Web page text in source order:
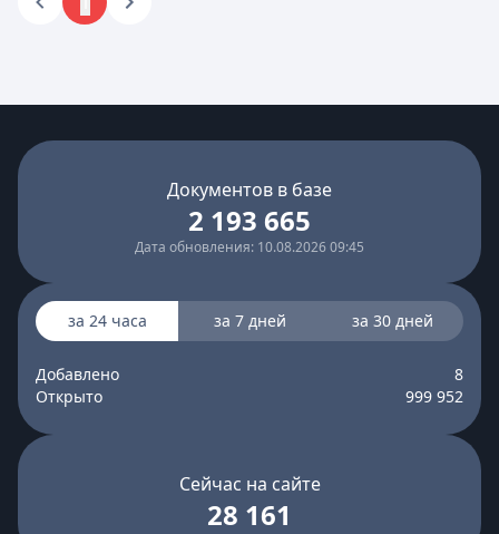
Документов в базе
2 193 665
Дата обновления: 10.08.2026 09:45
за 24 часа за 7 дней за 30 дней
Добавлено
8
Открыто
999 952
Сейчас на сайте
28 161